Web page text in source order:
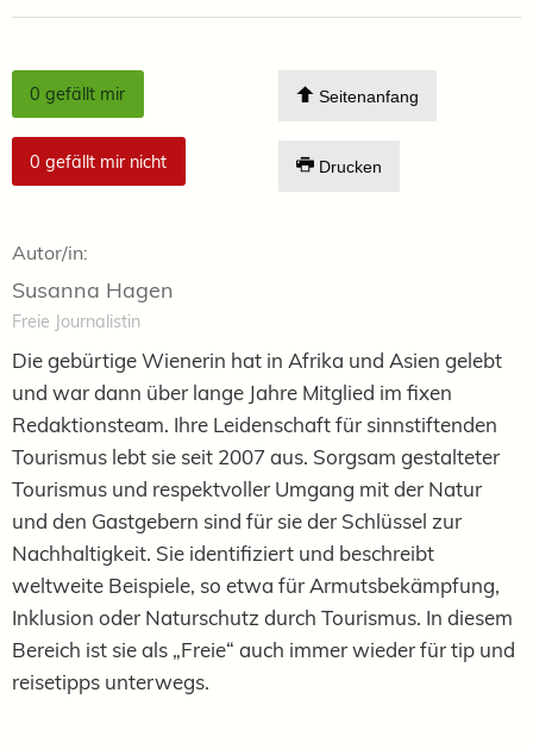
0 gefällt mir
0 gefällt mir nicht
Seitenanfang
Drucken
Autor/in:
Susanna Hagen
Freie Journalistin
Die gebürtige Wienerin hat in Afrika und Asien gelebt
und war dann über lange Jahre Mitglied im fixen
Redaktionsteam. Ihre Leidenschaft für sinnstiftenden
Tourismus lebt sie seit 2007 aus. Sorgsam gestalteter
Tourismus und respektvoller Umgang mit der Natur
und den Gastgebern sind für sie der Schlüssel zur
Nachhaltigkeit. Sie identifiziert und beschreibt
weltweite Beispiele, so etwa für Armutsbekämpfung,
Inklusion oder Naturschutz durch Tourismus. In diesem
Bereich ist sie als „Freie“ auch immer wieder für tip und
reisetipps unterwegs.